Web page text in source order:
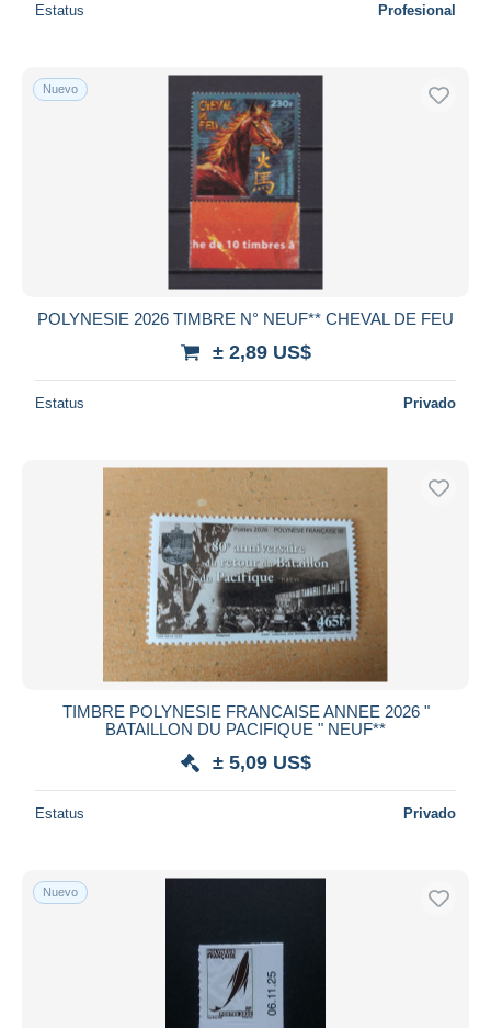
Estatus Profesional
Nuevo
POLYNESIE 2026 TIMBRE N° NEUF** CHEVAL DE FEU
± 2,89 US$
Estatus Privado
TIMBRE POLYNESIE FRANCAISE ANNEE 2026 "
BATAILLON DU PACIFIQUE " NEUF**
± 5,09 US$
Estatus Privado
Nuevo